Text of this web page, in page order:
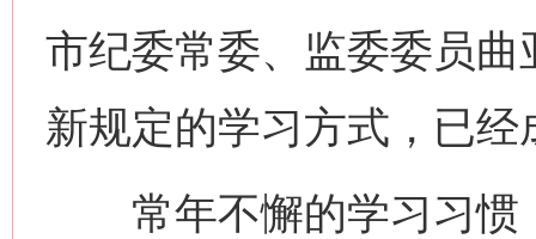
市纪委常委、监委委员
新规定的学习方式，已
常年不懈的学习习惯